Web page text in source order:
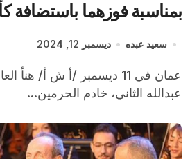
سعيد عبده ديسمبر 12, 2024
عمان في 11 ديسمبر /أ ش أ/ هنأ العاهل الأردني الملك
عبدالله الثاني، خادم الحرمين...